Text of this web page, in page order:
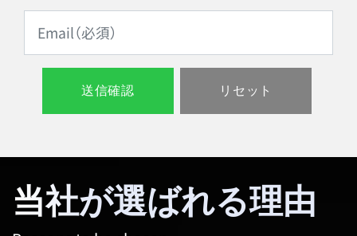
当社が選ばれる理由